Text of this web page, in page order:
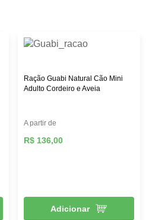
pet mais feliz e ativo,
Ração Guabi Natural Cão Mini
Adulto Cordeiro e Aveia
A partir de
R$ 136,00
Adicionar